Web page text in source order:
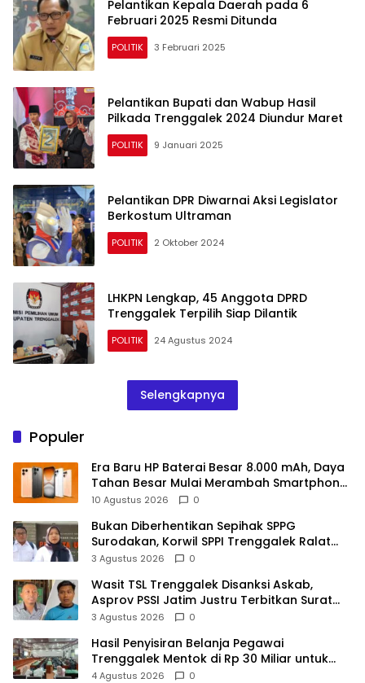
Pelantikan Kepala Daerah pada 6
Februari 2025 Resmi Ditunda
POLITIK 3 Februari 2025
Pelantikan Bupati dan Wabup Hasil
Pilkada Trenggalek 2024 Diundur Maret
POLITIK 9 Januari 2025
Pelantikan DPR Diwarnai Aksi Legislator
Berkostum Ultraman
POLITIK 2 Oktober 2024
LHKPN Lengkap, 45 Anggota DPRD
Trenggalek Terpilih Siap Dilantik
POLITIK 24 Agustus 2024
Selengkapnya
Populer
Era Baru HP Baterai Besar 8.000 mAh, Daya
Tahan Besar Mulai Merambah Smartphone
Modern
10 Agustus 2026 0
Bukan Diberhentikan Sepihak SPPG
Surodakan, Korwil SPPI Trenggalek Ralat
Pernyataan Soal Permata Umat Tolak MBG
3 Agustus 2026 0
Wasit TSL Trenggalek Disanksi Askab,
Asprov PSSI Jatim Justru Terbitkan Surat
Tugas di Hari yang Sama
3 Agustus 2026 0
Hasil Penyisiran Belanja Pegawai
Trenggalek Mentok di Rp 30 Miliar untuk
Infrastruktur
4 Agustus 2026 0